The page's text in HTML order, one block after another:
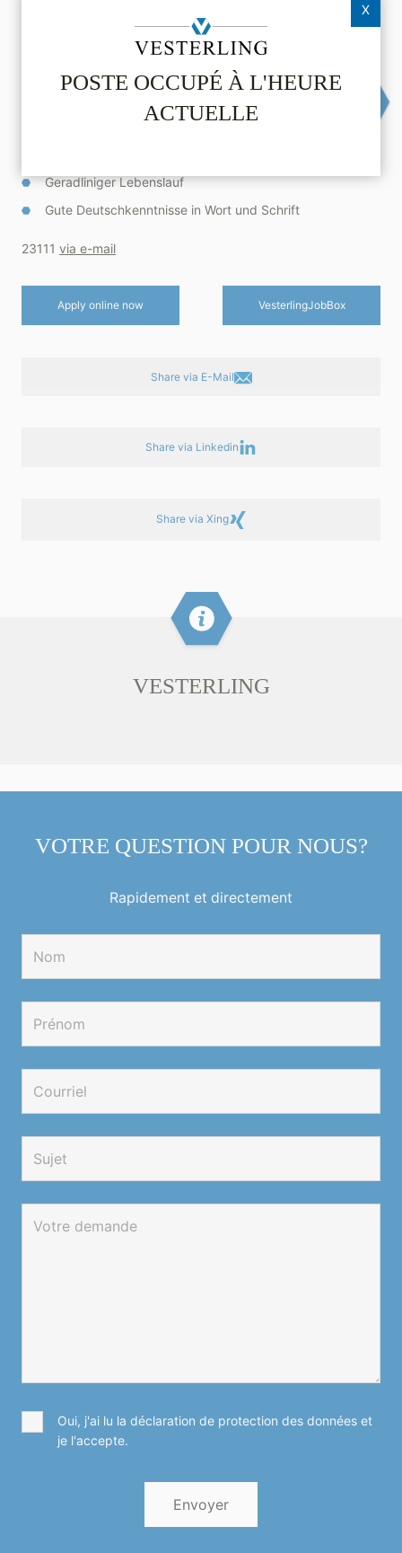
POSTE OCCUPÉ À L'HEURE
ACTUELLE
X
VOTRE PROFIL
Mindestens 5 Jahre Berufserfahrung im IT-Vertrieb im
Bereich Transport und Logistik
Geradliniger Lebenslauf
Gute Deutschkenntnisse in Wort und Schrift
23111 via e-mail
Apply online now Vesterling­JobBox
Share via E-Mail
Share via Linkedin
Share via Xing
VESTERLING
VOTRE QUESTION POUR NOUS?
Rapidement et directement
Oui, j'ai lu la déclaration de protection des données et
je l'accepte.